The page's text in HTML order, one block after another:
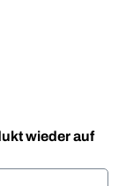
wieder auf